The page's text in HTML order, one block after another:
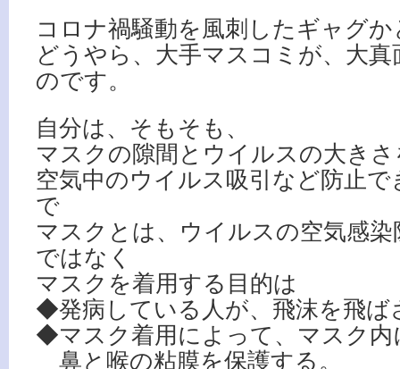
コロナ禍騒動を風刺したギャグ
どうやら、大手マスコミが、大
のです。
自分は、そもそも、
マスクの隙間とウイルスの大き
空気中のウイルス吸引など防止
で
マスクとは、ウイルスの空気感
ではなく
マスクを着用する目的は
◆発病している人が、飛沫を飛ば
◆マスク着用によって、マスク内
鼻と喉の粘膜を保護する。